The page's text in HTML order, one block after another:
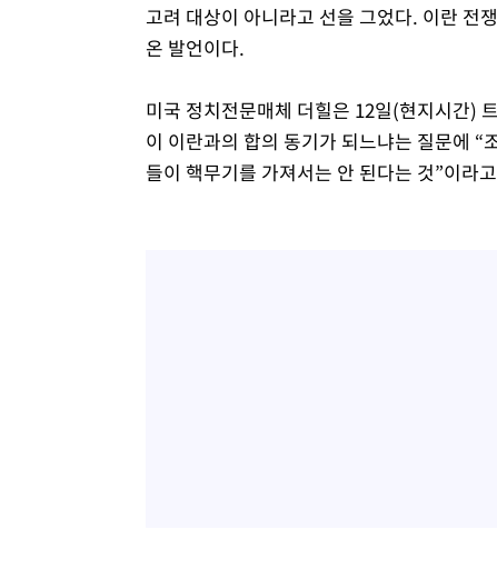
고려 대상이 아니라고 선을 그었다. 이란 전
온 발언이다.
미국 정치전문매체 더힐은 12일(현지시간)
이 이란과의 합의 동기가 되느냐는 질문에 “
들이 핵무기를 가져서는 안 된다는 것”이라